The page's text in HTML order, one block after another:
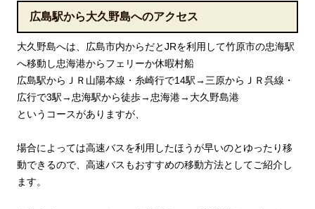
広島駅から大久野島へのアクセス
大久野島へは、広島市内からだとJRを利用して竹原市の忠海駅
へ移動し忠海港からフェリーか休暇村船
広島駅からＪＲ山陽本線・糸崎行で14駅→三原からＪＲ呉線・
広行で3駅→忠海駅から徒歩→忠海港→大久野島港
というコースがありますが、
場合によっては高速バスを利用したほうが早いのとゆったり移
動できるので、高速バスもおすすめの移動方法としてご紹介し
ます。